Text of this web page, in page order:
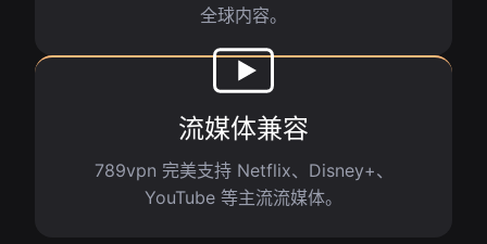
全球内容。
流媒体兼容
789vpn 完美支持 Netflix、Disney+、
YouTube 等主流流媒体。